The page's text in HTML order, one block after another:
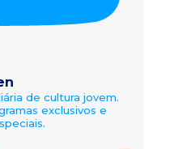
de cultura jovem.
exclusivos e